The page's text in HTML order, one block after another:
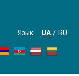
Язык: UA RU